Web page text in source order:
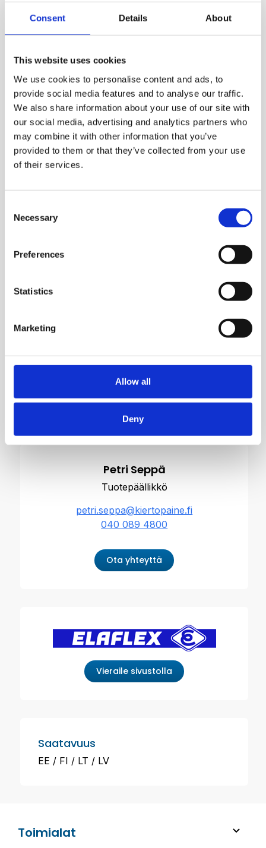
Consent Details About
This website uses cookies
We use cookies to personalise content and ads, to
provide social media features and to analyse our traffic.
We also share information about your use of our site with
our social media, advertising and analytics partners who
may combine it with other information that you’ve
provided to them or that they’ve collected from your use
of their services.
Selection
Necessary
Preferences
Statistics
Marketing
Allow all
Deny
Toimialat
Kestävyys ja pitkä käyttöikä:
Letkut ovat UV-,
otsoni- ja kulutuskestäviä, ja niissä on
vahvistettu rakenne (tekstiili- tai teräsvahvike).
valikoima liittimiä ja suojavarusteita, kuten
taivutussuojat ja kulutussuojat, mahdollistaa
letkujen helpon asennuksen ja pitkän
käyttöiän.
Letkujen yhteydessä
käytetyt välineet
Manntek tippavapaat liittimet
Ota yhteyttä
Petri Seppä
Tuotepäällikkö
petri.seppa@kiertopaine.fi
040 089 4800
Ota yhteyttä
Vieraile sivustolla
Saatavuus
EE FI LT LV